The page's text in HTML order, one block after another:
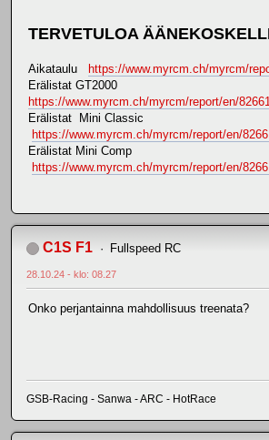
TERVETULOA
Aikataulu https://www.myrcm.ch/myrcm/
Erälistat GT2000
https://www.myrcm.ch/myrcm/report/en/
Erälistat Mini Classic
https://www.myrcm.ch/myrcm/report/en/
Erälistat Mini Comp
https://www.myrcm.ch/myrcm/report/en/
C1S F1 Fullspeed RC
28.10.24 - klo: 08.27
Onko perjantainna mahdollisuus treenata?
GSB-Racing - Sanwa - ARC - HotRace